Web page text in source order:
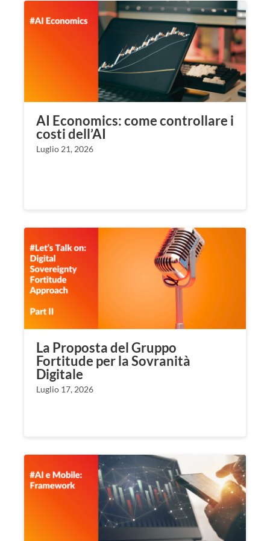
AI Economics: come controllare i
costi dell’AI
Luglio 21, 2026
La Proposta del Gruppo
Fortitude per la Sovranità
Digitale
Luglio 17, 2026